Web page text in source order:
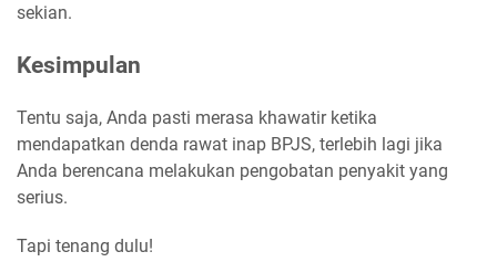
sekian.
Kesimpulan
Tentu saja, Anda pasti merasa khawatir ketika
mendapatkan denda rawat inap BPJS, terlebih lagi jika
Anda berencana melakukan pengobatan penyakit yang
serius.
Tapi tenang dulu!